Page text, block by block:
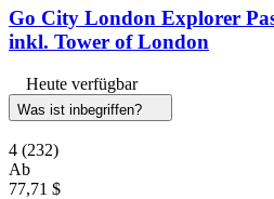
Go City London Explorer
inkl. Tower of London
Heute verfügbar
Was ist inbegriffen?
4 (232)
Ab
77,71 $